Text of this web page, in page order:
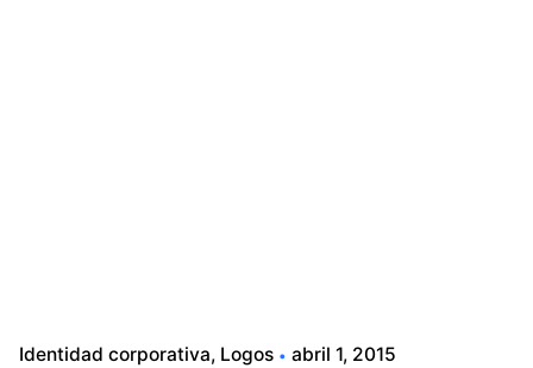
Identidad corporativa Logos abril 1, 2015